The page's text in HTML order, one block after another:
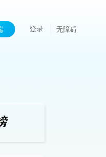
登录 无障碍